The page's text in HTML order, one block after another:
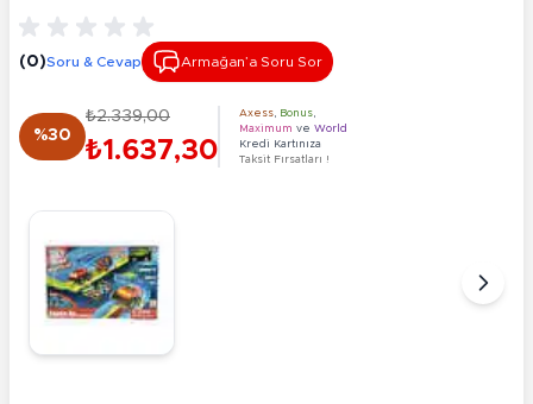
(0)Soru & Cevap Armağan’a Soru Sor
%30
₺2.339,00
₺1.637,30
Axess Bonus
Maximum ve World
Kredi Kartınıza
Taksit Fırsatları !